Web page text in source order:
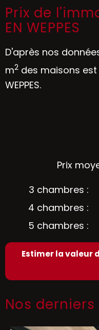
Prix de
EN WEPPES
D'après nos
m2 des maisons
WEPPES.
Prix
3 chambres :
4 chambres :
5 chambres :
Estimer la valeur
Nos